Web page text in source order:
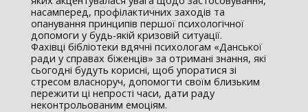
насамперед, профілактичних заходів та
опанування принципів першої психологічної
допомоги у будь-якій кризовій ситуації.
Фахівці бібліотеки вдячні психологам «Данської
ради у справах біженців» за отримані знання, які
сьогодні будуть корисні, щоб упоратися зі
стресом власноруч, допомогти своїм близьким
пережити ці непрості часи, дати раду
неконтрольованим емоціям.